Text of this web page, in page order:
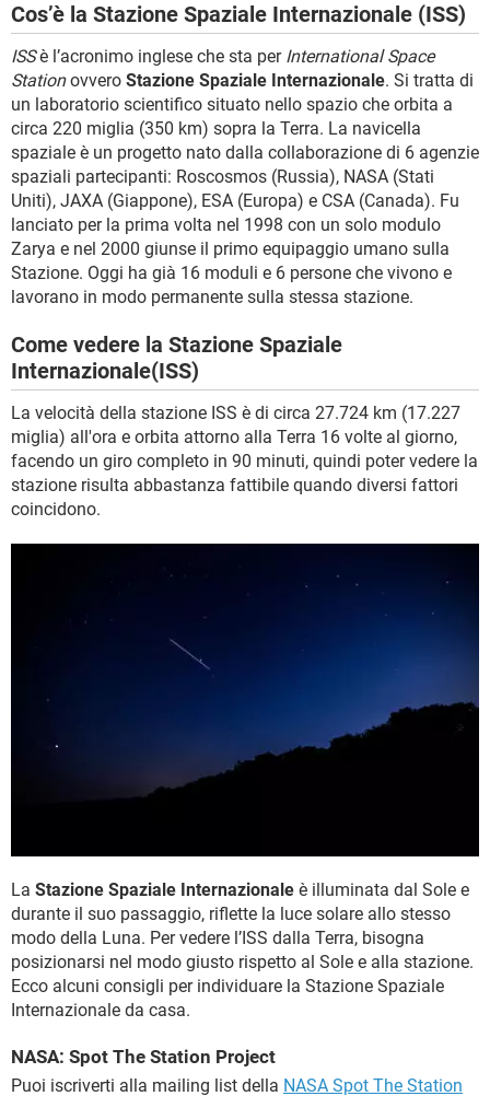
Cos’è la Stazione Spaziale Internazionale (ISS)
ISSè l’acronimo inglese che sta per International Space
Stationovvero Stazione Spaziale Internazionale. Si tratta di
un laboratorio scientifico situato nello spazio che orbita a
circa 220 miglia (350 km) sopra la Terra. La navicella
spaziale è un progetto nato dalla collaborazione di 6 agenzie
spaziali partecipanti: Roscosmos (Russia), NASA (Stati
Uniti), JAXA (Giappone), ESA (Europa) e CSA (Canada). Fu
lanciato per la prima volta nel 1998 con un solo modulo
Zarya e nel 2000 giunse il primo equipaggio umano sulla
Stazione. Oggi ha già 16 moduli e 6 persone che vivono e
lavorano in modo permanente sulla stessa stazione.
Come vedere la Stazione Spaziale
Internazionale(ISS)
La velocità della stazione ISS è di circa 27.724 km (17.227
miglia) all'ora e orbita attorno alla Terra 16 volte al giorno,
facendo un giro completo in 90 minuti, quindi poter vedere la
stazione risulta abbastanza fattibile quando diversi fattori
coincidono.
La Stazione Spaziale Internazionale è illuminata dal Sole e
durante il suo passaggio, riflette la luce solare allo stesso
modo della Luna. Per vedere l’ISS dalla Terra, bisogna
posizionarsi nel modo giusto rispetto al Sole e alla stazione.
Ecco alcuni consigli per individuare la Stazione Spaziale
Internazionale da casa.
NASA: Spot The Station Project
Puoi iscriverti alla mailing list della NASA Spot The Station